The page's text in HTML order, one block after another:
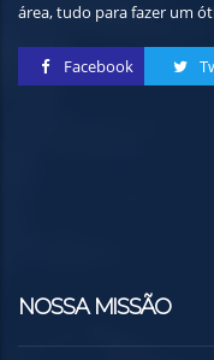
área, tudo para fazer um
Facebook
NOSSA MISSÃO